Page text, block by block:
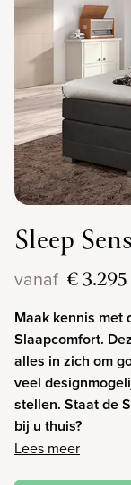
Sleep
vanaf € 3.295
Maak kennis met
Slaapcomfort.
alles in zich om
veel
stellen. Staat de
bij u thuis?
Lees meer